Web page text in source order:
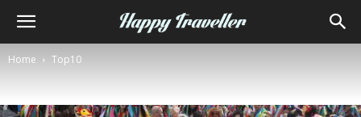
Home Top10